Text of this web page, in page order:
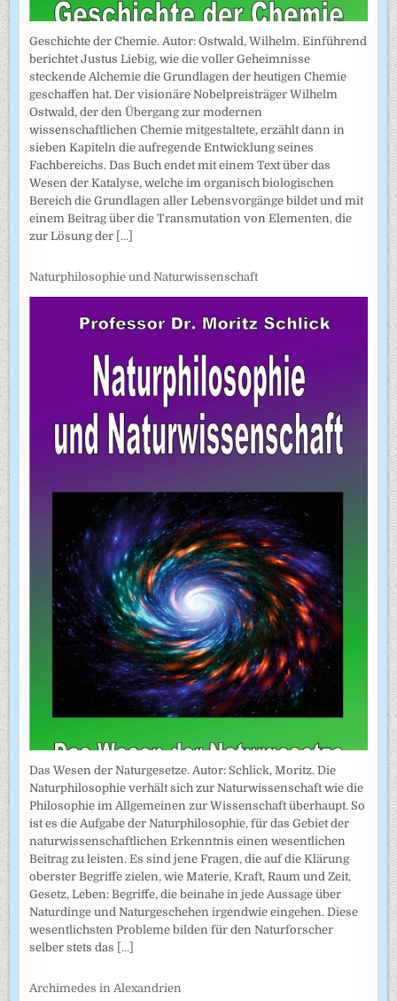
Geschichte der Chemie. Autor: Ostwald, Wilhelm. Einführend
berichtet Justus Liebig, wie die voller Geheimnisse
steckende Alchemie die Grundlagen der heutigen Chemie
geschaffen hat. Der visionäre Nobelpreisträger Wilhelm
Ostwald, der den Übergang zur modernen
wissenschaftlichen Chemie mitgestaltete, erzählt dann in
sieben Kapiteln die aufregende Entwicklung seines
Fachbereichs. Das Buch endet mit einem Text über das
Wesen der Katalyse, welche im organisch biologischen
Bereich die Grundlagen aller Lebensvorgänge bildet und mit
einem Beitrag über die Transmutation von Elementen, die
zur Lösung der [...]
Naturphilosophie und Naturwissenschaft
Das Wesen der Naturgesetze. Autor: Schlick, Moritz. Die
Naturphilosophie verhält sich zur Naturwissenschaft wie die
Philosophie im Allgemeinen zur Wissenschaft überhaupt. So
ist es die Aufgabe der Naturphilosophie, für das Gebiet der
naturwissenschaftlichen Erkenntnis einen wesentlichen
Beitrag zu leisten. Es sind jene Fragen, die auf die Klärung
oberster Begriffe zielen, wie Materie, Kraft, Raum und Zeit,
Gesetz, Leben: Begriffe, die beinahe in jede Aussage über
Naturdinge und Naturgeschehen irgendwie eingehen. Diese
wesentlichsten Probleme bilden für den Naturforscher
selber stets das [...]
Archimedes in Alexandrien